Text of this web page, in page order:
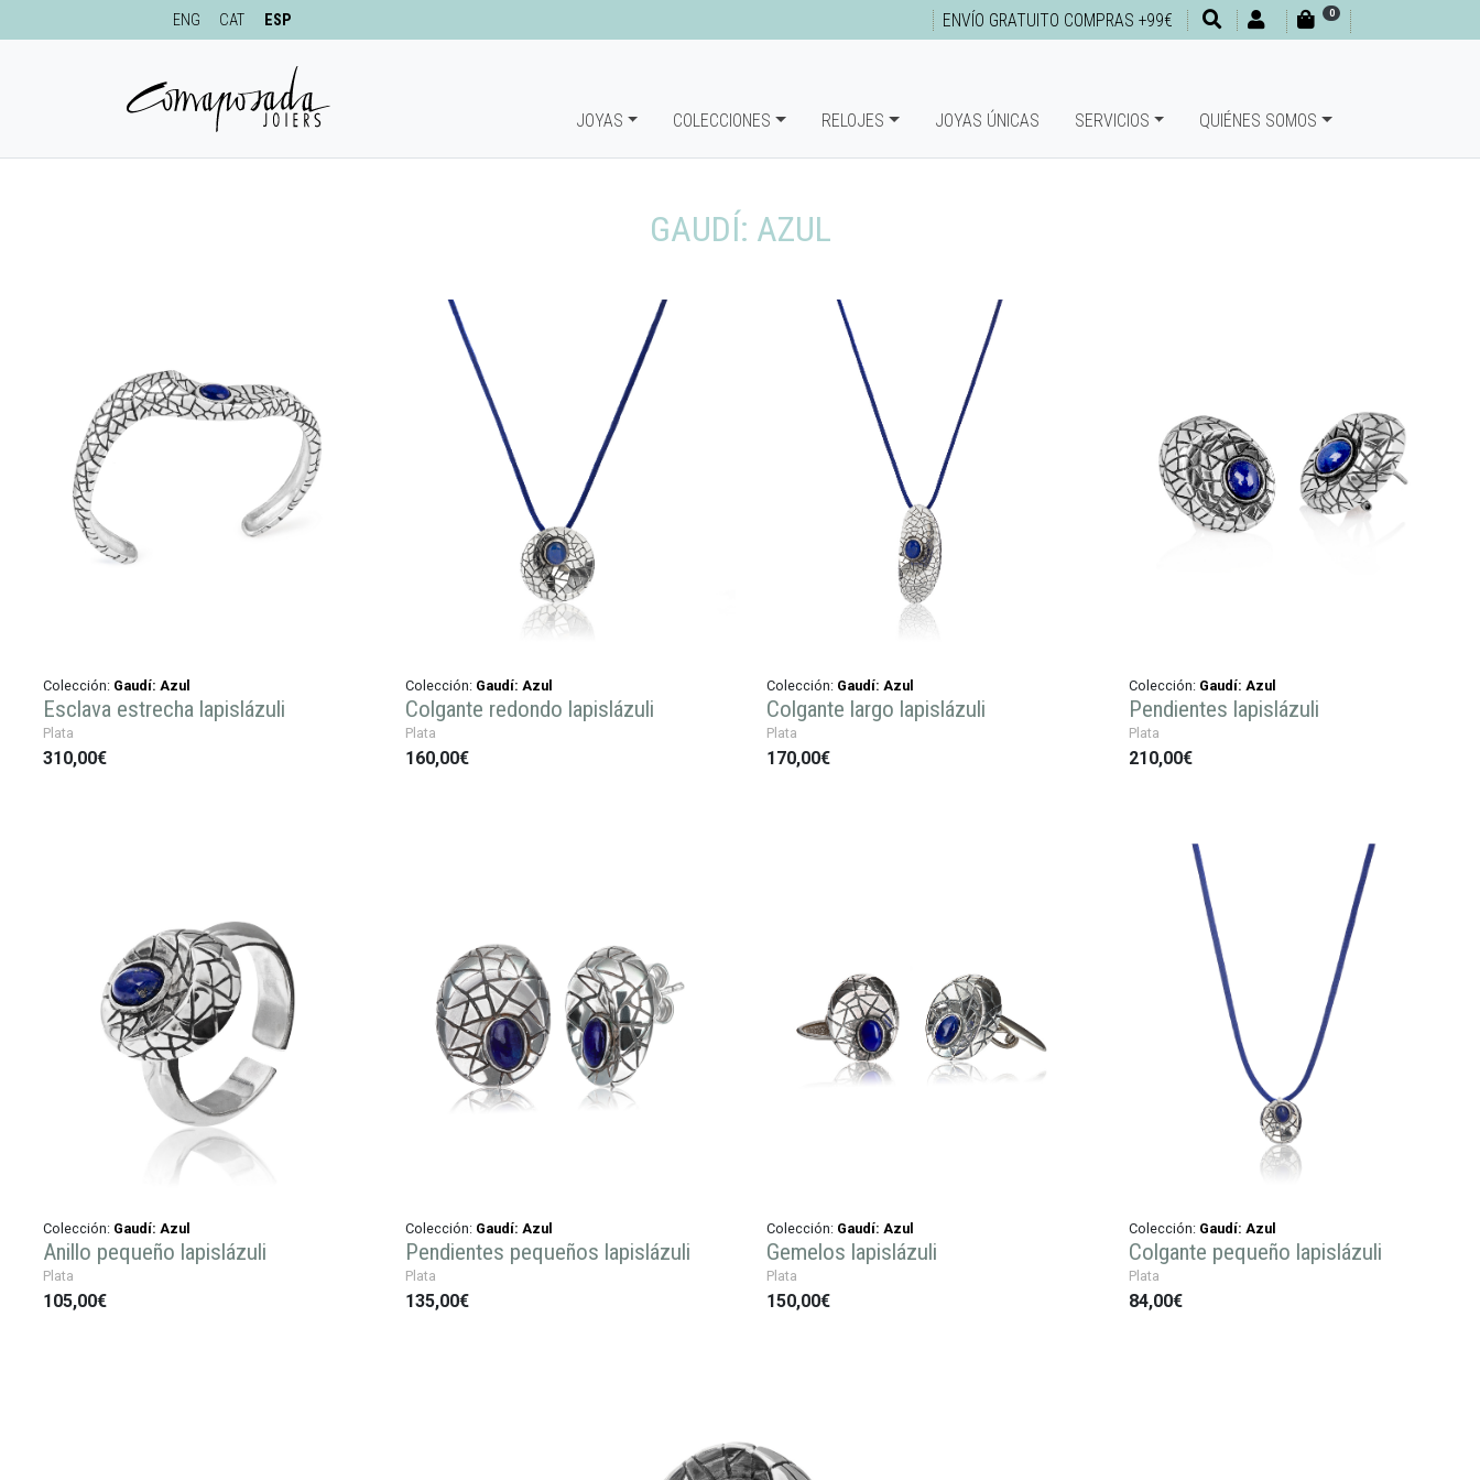
ENG CAT ESP ENVÍO GRATUITO COMPRAS +99€ 0
JOYAS COLECCIONES RELOJES JOYAS ÚNICAS SERVICIOS QUIÉNES SOMOS
GAUDÍ: AZUL
Colección: Gaudí: Azul
Esclava estrecha lapislázuli
Plata
310,00€
Colección: Gaudí: Azul
Colgante redondo lapislázuli
Plata
160,00€
Colección: Gaudí: Azul
Colgante largo lapislázuli
Plata
170,00€
Colección: Gaudí: Azul
Pendientes lapislázuli
Plata
210,00€
Colección: Gaudí: Azul
Anillo pequeño lapislázuli
Plata
105,00€
Colección: Gaudí: Azul
Pendientes pequeños lapislázuli
Plata
135,00€
Colección: Gaudí: Azul
Gemelos lapislázuli
Plata
150,00€
Colección: Gaudí: Azul
Colgante pequeño lapislázuli
Plata
84,00€